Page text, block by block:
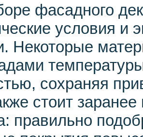
фасадного
условия и
Некоторые
сохраняя
стоит
правильно